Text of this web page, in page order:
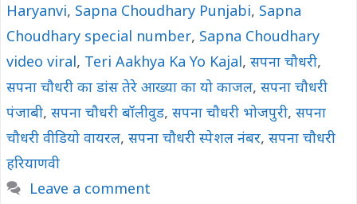
Haryanvi, Sapna Choudhary Punjabi, Sapna
Choudhary special number, Sapna Choudhary
video viral, Teri Aakhya Ka Yo Kajal, सपना चौधरी,
सपना चौधरी का डांस तेरे आख्या का यो काजल, सपना चौधरी
पंजाबी, सपना चौधरी बॉलीवुड, सपना चौधरी भोजपुरी, सपना
चौधरी वीडियो वायरल, सपना चौधरी स्पेशल नंबर, सपना चौधरी
हरियाणवी
Leave a comment